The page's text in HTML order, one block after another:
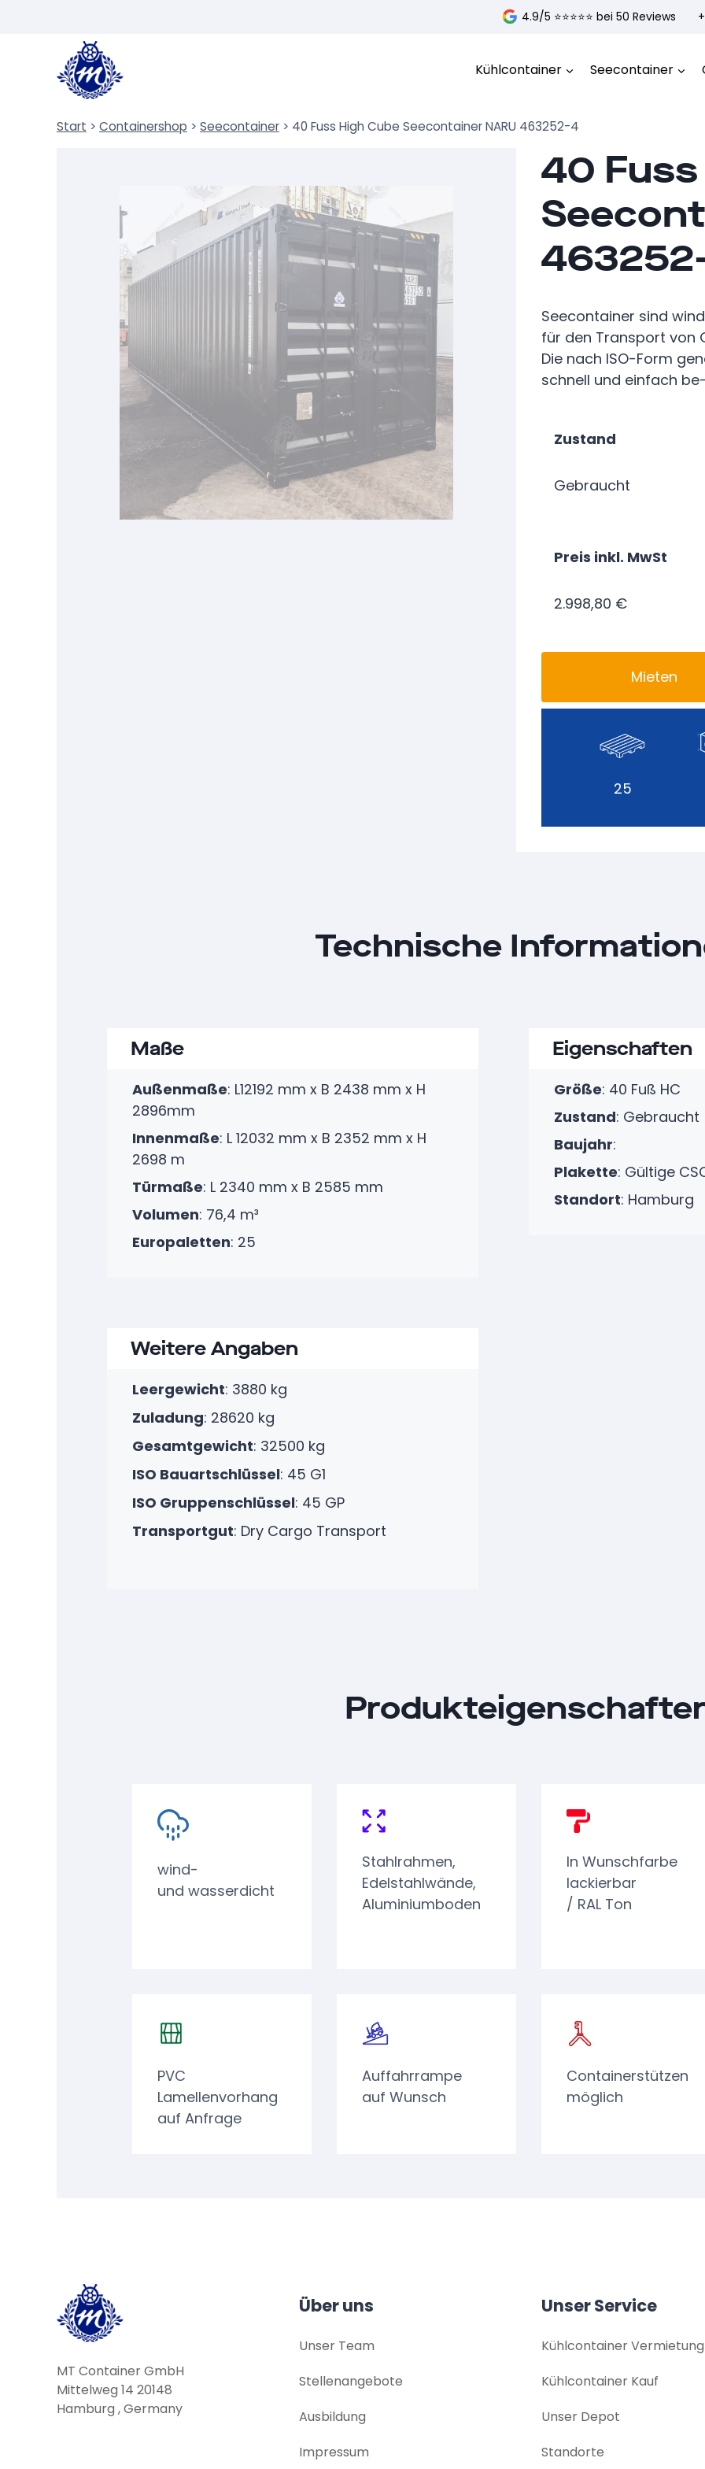
4.9/5 ⭐️⭐️⭐️⭐️⭐️ bei 50 Reviews
Kühlcontainer Seecontainer
Start > Containershop > Seecontainer > 40 Fuss High Cube Seecontainer NARU 463252-4
40
Seecontainer sind
für den Transport von
Die nach ISO-Form
schnell und einfach
Zustand
Gebraucht
Preis inkl. MwSt
2.998,80 €
Mieten
25
Technische
Maße
Außenmaße: L12192 mm x B 2438 mm x H
2896mm
Innenmaße: L 12032 mm x B 2352 mm x H
2698 m
Türmaße: L 2340 mm x B 2585 mm
Volumen: 76,4 m³
Europaletten: 25
Eigenschaften
Größe: 40 Fuß HC
Zustand: Gebraucht
Baujahr:
Plakette: Gültige
Standort: Hamburg
Weitere Angaben
Leergewicht: 3880 kg
Zuladung: 28620 kg
Gesamtgewicht: 32500 kg
ISO Bauartschlüssel: 45 G1
ISO Gruppenschlüssel: 45 GP
Transportgut: Dry Cargo Transport
wind-
und wasserdicht
Stahlrahmen,
Edelstahlwände,
Aluminiumboden
In Wunschfarbe
lackierbar
/ RAL Ton
PVC
Lamellenvorhang
auf Anfrage
Auffahrrampe
auf Wunsch
Containerstützen
möglich
MT Container GmbH
Mittelweg 14 20148
Hamburg , Germany
Über uns
Unser Team
Stellenangebote
Ausbildung
Impressum
Unser Service
Kühlcontainer Vermietung
Kühlcontainer Kauf
Unser Depot
Standorte